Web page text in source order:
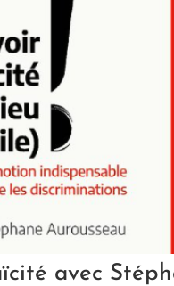
avec